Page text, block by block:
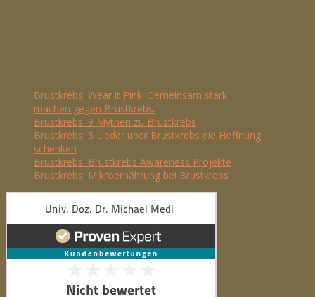
Brustkrebs: Wear it Pink! Gemeinsam stark
machen gegen Brustkrebs.
Brustkrebs: 9 Mythen zu Brustkrebs
Brustkrebs: 5 Lieder über Brustkrebs die Hoffnung
schenken
Brustkrebs: Brustkrebs Awareness Projekte
Brustkrebs: Mikroernährung bei Brustkrebs